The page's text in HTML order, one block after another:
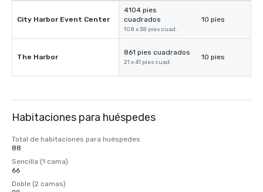
City Harbor Event Center
4104 pies
cuadrados
108 x 38 pies cuad.
10 pies
The Harbor
861 pies cuadrados
21 x 41 pies cuad.
10 pies
Habitaciones para huéspedes
Total de habitaciones para huéspedes
88
Sencilla (1 cama)
66
Doble (2 camas)